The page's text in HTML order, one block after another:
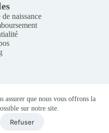
assurer que nous vous offrons la
sur notre site.
Refuser
naissance
du site :
Baptiste
de Vente
Ajouter au panier